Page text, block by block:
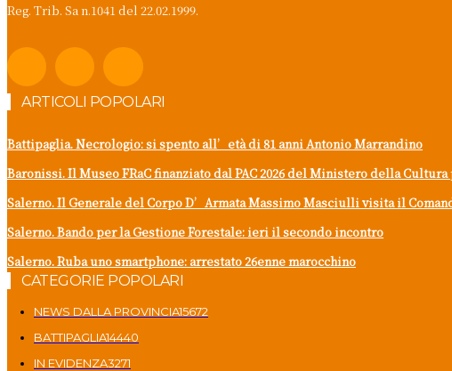
Reg. Trib. Sa n.1041 del 22.02.1999.
ARTICOLI POPOLARI
Battipaglia. Necrologio: si spento all’età di 81 anni Antonio Marrandino
Baronissi. Il Museo FRaC finanziato dal PAC 2026 del Ministero della
Salerno. Il Generale del Corpo D’Armata Massimo Masciulli visita il
Salerno. Bando per la Gestione Forestale: ieri il secondo incontro
Salerno. Ruba uno smartphone: arrestato 26enne marocchino
CATEGORIE POPOLARI
NEWS DALLA PROVINCIA15672
BATTIPAGLIA14440
IN EVIDENZA3271